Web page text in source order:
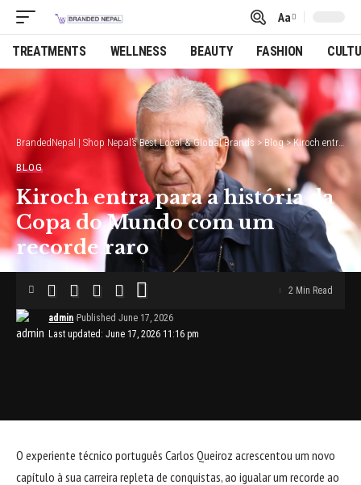
Font
Resizer
Aa
TREATMENTS WELLNESS BEAUTY FASHION
BrandedNepal | Shop Nepal’s Best Local & Global Brands > Blog>Kiroch entra para a história da Copa do Mundo com um recorde raro
BLOG
Kiroch entra para a história da
Copa do Mundo com um
recorde raro
Last updated: June 17, 2026 11:16 pm
admin Published June 17, 2026
2 Min Read
O experiente técnico português Carlos Queiroz acrescentou um novo
capítulo à sua carreira repleta de conquistas, ao igualar um recorde ao